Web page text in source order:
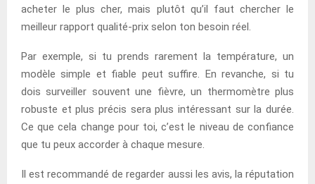
acheter le plus cher, mais plutôt qu’il faut chercher le
meilleur rapport qualité-prix selon ton besoin réel.
Par exemple, si tu prends rarement la température, un
modèle simple et fiable peut suffire. En revanche, si tu
dois surveiller souvent une fièvre, un thermomètre plus
robuste et plus précis sera plus intéressant sur la durée.
Ce que cela change pour toi, c’est le niveau de confiance
que tu peux accorder à chaque mesure.
Il est recommandé de regarder aussi les avis, la réputation